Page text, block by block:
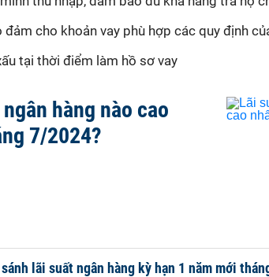
đảm cho khoản vay phù hợp các quy định
tại thời điểm làm hồ sơ vay
hàng nào cao
7/2024?
lãi suất ngân hàng kỳ hạn 1 năm mới